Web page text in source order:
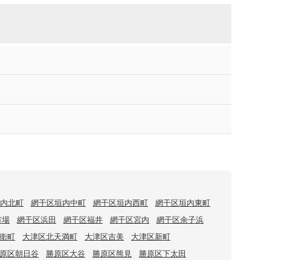
北町 網干区垣内中町 網干区垣内西町
網干区垣内東町
場 網干区浜田 網干区福井 網干区宮内
網干区余子浜
町 大津区北天満町 大津区吉美
大津区新町
区朝日谷 勝原区大谷 勝原区熊見
勝原区下太田